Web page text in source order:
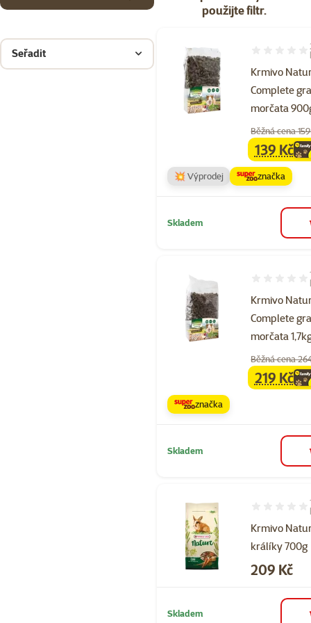
použijte filtr.
Seřadit
Krmivo
Complete
morčata
Hodnocení
Běžná cena
family
139 Kč
💥 Výprodej značka
Skladem
Krmivo
Complete
morčata
Hodnocení
Běžná cena
family
219 Kč
značka
Skladem
Krmivo
králíky 700g
Hodnocení
Cena
209 Kč
Skladem